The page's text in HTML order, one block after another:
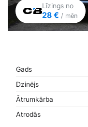
Līzings no
28 € / mēn
Gads
Dzinējs
Ātrumkārba
Atrodās